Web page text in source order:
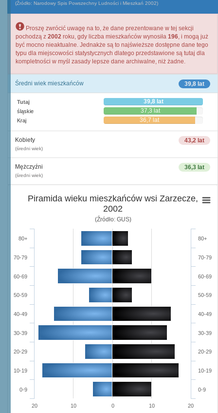
(Źródło: Narodowy Spis Powszechny Ludności i Mieszkań 2002)
Proszę zwrócić uwagę na to, że dane prezentowane w tej sekcji
pochodzą z 2002 roku, gdy liczba mieszkańców wynosiła 196, i mogą już
być mocno nieaktualne. Jednakże są to najświeższe dostępne dane tego
typu dla miejscowości statystycznych dlatego przedstawione są tutaj dla
kompletności w myśl zasady lepsze dane archiwalne, niż żadne.
39,8 lat
Średni wiek mieszkańców
Tutaj 39,8 lat
śląskie 37,3 lat
Kraj 36,7 lat
43,2 lat
Kobiety
(średni wiek)
36,3 lat
Mężczyźni
(średni wiek)
Piramida wieku mieszkańców wsi Zarzecze,
2002
(Źródło: GUS)
0-9
10-19
20-29
30-39
40-49
50-59
60-69
70-79
80+
0-9
10-19
20-29
30-39
40-49
50-59
60-69
70-79
80+
20 10 0 10 20